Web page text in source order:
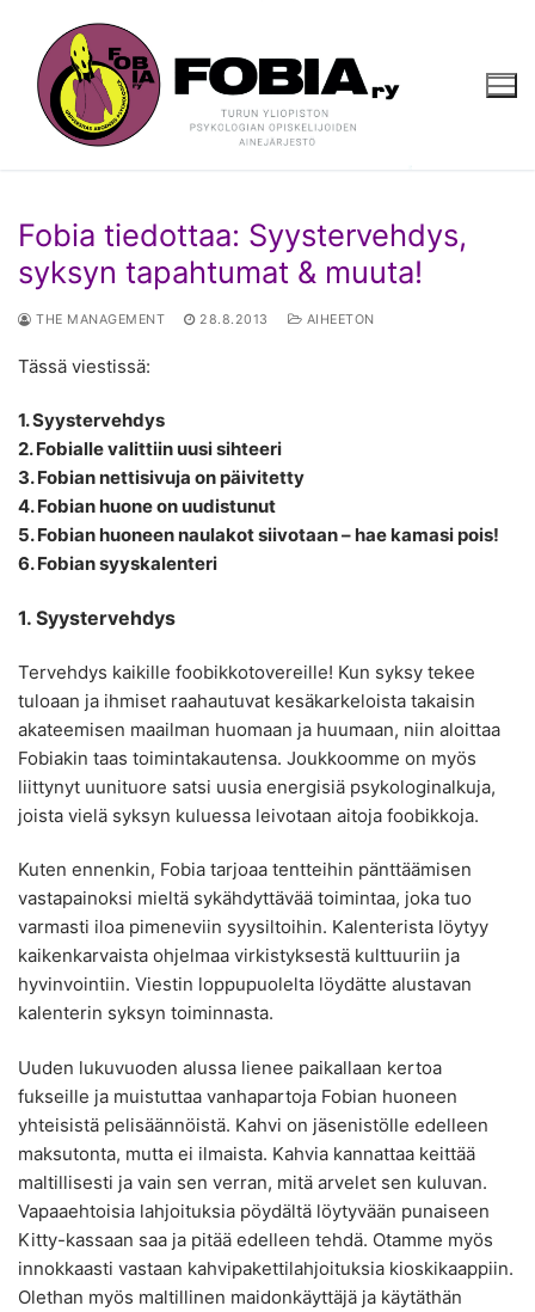
sisältöön
Fobia tiedottaa: Syystervehdys,
syksyn tapahtumat & muuta!
THE MANAGEMENT 28.8.2013 AIHEETON
Tässä viestissä:
1. Syystervehdys
2. Fobialle valittiin uusi sihteeri
3. Fobian nettisivuja on päivitetty
4. Fobian huone on uudistunut
5. Fobian huoneen naulakot siivotaan – hae kamasi pois!
6. Fobian syyskalenteri
1. Syystervehdys
Tervehdys kaikille foobikkotovereille! Kun syksy tekee
tuloaan ja ihmiset raahautuvat kesäkarkeloista takaisin
akateemisen maailman huomaan ja huumaan, niin aloittaa
Fobiakin taas toimintakautensa. Joukkoomme on myös
liittynyt uunituore satsi uusia energisiä psykologinalkuja,
joista vielä syksyn kuluessa leivotaan aitoja foobikkoja.
Kuten ennenkin, Fobia tarjoaa tentteihin pänttäämisen
vastapainoksi mieltä sykähdyttävää toimintaa, joka tuo
varmasti iloa pimeneviin syysiltoihin. Kalenterista löytyy
kaikenkarvaista ohjelmaa virkistyksestä kulttuuriin ja
hyvinvointiin. Viestin loppupuolelta löydätte alustavan
kalenterin syksyn toiminnasta.
Uuden lukuvuoden alussa lienee paikallaan kertoa
fukseille ja muistuttaa vanhapartoja Fobian huoneen
yhteisistä pelisäännöistä. Kahvi on jäsenistölle edelleen
maksutonta, mutta ei ilmaista. Kahvia kannattaa keittää
maltillisesti ja vain sen verran, mitä arvelet sen kuluvan.
Vapaaehtoisia lahjoituksia pöydältä löytyvään punaiseen
Kitty-kassaan saa ja pitää edelleen tehdä. Otamme myös
innokkaasti vastaan kahvipakettilahjoituksia kioskikaappiin.
Olethan myös maltillinen maidonkäyttäjä ja käytäthän